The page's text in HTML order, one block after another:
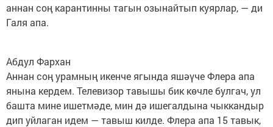
аннан соң карантинны тагын озынайтып куярлар, — ди
Галя апа.
Абдул Фархан
Аннан соң урамның икенче ягында яшәүче Флера апа
янына кердем. Телевизор тавышы бик көчле булгач, ул
башта мине ишетмәде, мин дә ишегалдына чыккандыр
дип уйлаган идем — тавыш килде. Флера апа 15 тавык,